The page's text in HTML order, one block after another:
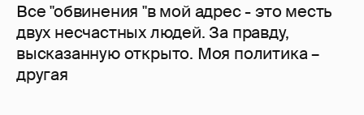
Все "обвинения "в мой адрес - это месть
двух несчастных людей. За правду,
высказанную открыто. Моя политика –
другая